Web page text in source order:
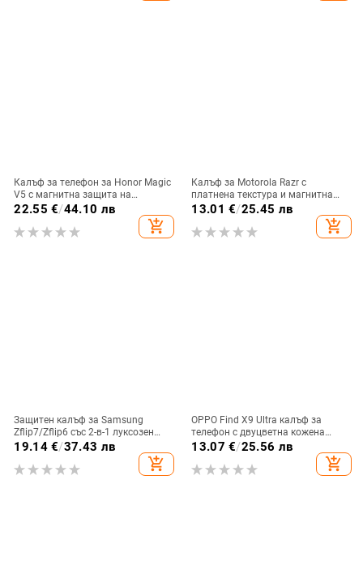
Калъф за телефон за Honor Magic
V5 с магнитна защита на
централната ос, пълна защита на
електроплатиране, защита срещу
22.55 €/44.10 лв
add_shopping_cart
Калъф за Motorola Razr с
платнена текстура и магнитна
панта, флип
13.01 €/25.45 лв
add_shopping_cart
Защитен калъф за Samsung
Zflip7/Zflip6 със 2-в-1 луксозен
дизайн, изкуствена кожа и
19.14€/37.43 лв
add_shopping_cart
OPPO Find X9 Ultra калъф за
телефон с двуцветна кожена
текстура и флуоресцентни линии,
13.07 €/25.56 лв
add_shopping_cart